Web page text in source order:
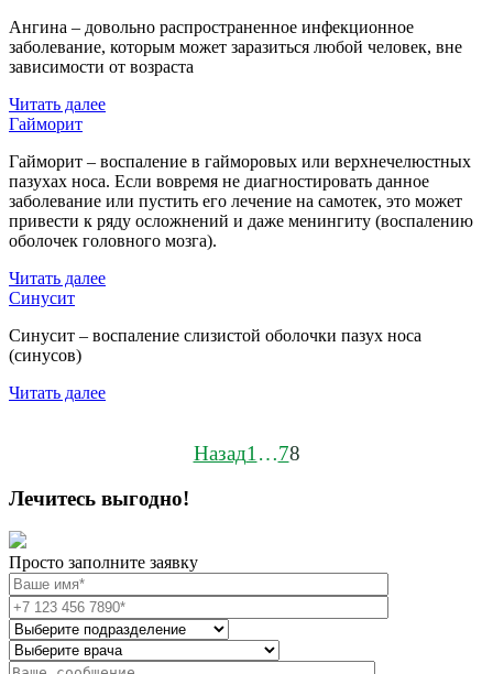
Ангина – довольно распространенное инфекционное
заболевание, которым может заразиться любой человек, вне
зависимости от возраста
Читать далее
Гайморит
Гайморит – воспаление в гайморовых или верхнечелюстных
пазухах носа. Если вовремя не диагностировать данное
заболевание или пустить его лечение на самотек, это может
привести к ряду осложнений и даже менингиту (воспалению
оболочек головного мозга).
Читать далее
Синусит
Синусит – воспаление слизистой оболочки пазух носа
(синусов)
Читать далее
Навигация
Назад1 …78
Лечитесь выгодно!
Просто заполните заявку